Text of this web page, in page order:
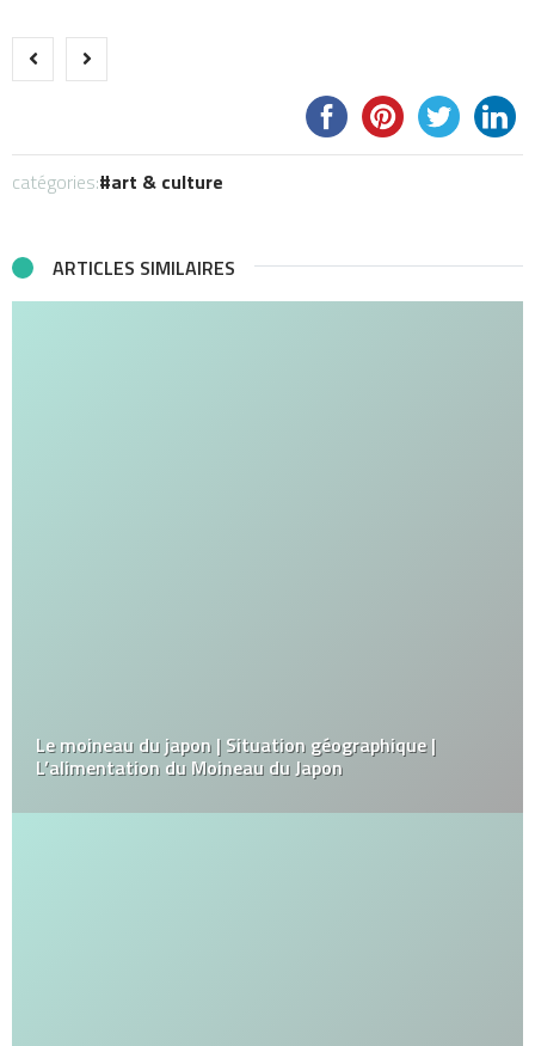
catégories: art & culture
ARTICLES SIMILAIRES
Le moineau du japon | Situation géographique |
L’alimentation du Moineau du Japon